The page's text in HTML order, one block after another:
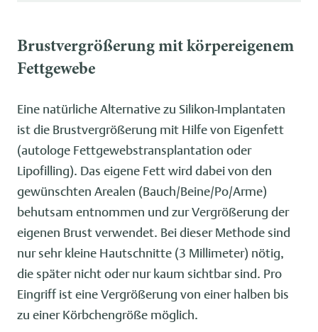
Brustvergrößerung mit körpereigenem
Fettgewebe
Eine natürliche Alternative zu Silikon-Implantaten
ist die Brustvergrößerung mit Hilfe von Eigenfett
(autologe Fettgewebstransplantation oder
Lipofilling). Das eigene Fett wird dabei von den
gewünschten Arealen (Bauch/Beine/Po/Arme)
behutsam entnommen und zur Vergrößerung der
eigenen Brust verwendet. Bei dieser Methode sind
nur sehr kleine Hautschnitte (3 Millimeter) nötig,
die später nicht oder nur kaum sichtbar sind. Pro
Eingriff ist eine Vergrößerung von einer halben bis
zu einer Körbchengröße möglich.